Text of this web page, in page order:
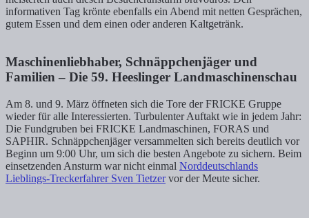
informativen Tag krönte ebenfalls ein Abend mit netten Gesprächen,
gutem Essen und dem einen oder anderen Kaltgetränk.
Maschinenliebhaber, Schnäppchenjäger und
Familien – Die 59. Heeslinger Landmaschinenschau
Am 8. und 9. März öffneten sich die Tore der FRICKE Gruppe
wieder für alle Interessierten. Turbulenter Auftakt wie in jedem Jahr:
Die Fundgruben bei FRICKE Landmaschinen, FORAS und
SAPHIR. Schnäppchenjäger versammelten sich bereits deutlich vor
Beginn um 9:00 Uhr, um sich die besten Angebote zu sichern. Beim
einsetzenden Ansturm war nicht einmal Norddeutschlands
Lieblings-Treckerfahrer Sven Tietzervor der Meute sicher.